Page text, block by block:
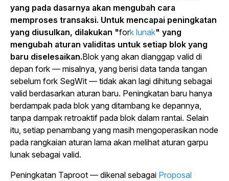
yang pada dasarnya akan mengubah cara
memproses transaksi. Untuk mencapai peningkatan
yang diusulkan, dilakukan "fork lunak" yang
mengubah aturan validitas untuk setiap blok yang
baru diselesaikan.Blok yang akan dianggap valid di
depan fork — misalnya, yang berisi data tanda tangan
sebelum fork SegWit — tidak akan lagi dihitung sebagai
valid berdasarkan aturan baru. Peningkatan baru hanya
berdampak pada blok yang ditambang ke depannya,
tanpa dampak retroaktif pada blok dalam rantai. Selain
itu, setiap penambang yang masih mengoperasikan node
pada rangkaian aturan lama akan melihat aturan garpu
lunak sebagai valid.
Peningkatan Taproot — dikenal sebagai Proposal